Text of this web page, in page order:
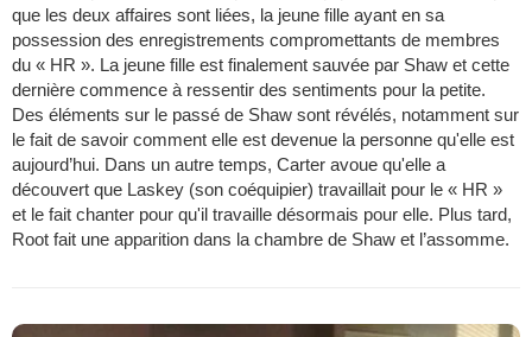
que les deux affaires sont liées, la jeune fille ayant en sa
possession des enregistrements compromettants de membres
du « HR ». La jeune fille est finalement sauvée par Shaw et cette
dernière commence à ressentir des sentiments pour la petite.
Des éléments sur le passé de Shaw sont révélés, notamment sur
le fait de savoir comment elle est devenue la personne qu'elle est
aujourd’hui. Dans un autre temps, Carter avoue qu'elle a
découvert que Laskey (son coéquipier) travaillait pour le « HR »
et le fait chanter pour qu'il travaille désormais pour elle. Plus tard,
Root fait une apparition dans la chambre de Shaw et l’assomme.